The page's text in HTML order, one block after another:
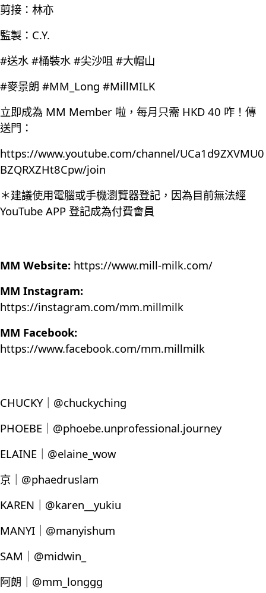
剪接：林亦
監製：C.Y.
#送水 #桶裝水 #尖沙咀 #大帽山
#麥景朗 #MM_Long #MillMILK
立即成為 MM Member 啦，每月只需 HKD 40 咋！傳
送門：
https://www.youtube.com/channel/UCa1d9ZXVMU0
BZQRXZHt8Cpw/join
＊建議使用電腦或手機瀏覽器登記，因為目前無法經
YouTube APP 登記成為付費會員
MM Website: https://www.mill-milk.com/
MM Instagram:
https://instagram.com/mm.millmilk
MM Facebook:
https://www.facebook.com/mm.millmilk
CHUCKY｜@chuckyching
PHOEBE｜@phoebe.unprofessional.journey
ELAINE｜@elaine_wow
京｜@phaedruslam
KAREN｜@karen__yukiu
MANYI｜@manyishum
SAM｜@midwin_
阿朗｜@mm_longgg